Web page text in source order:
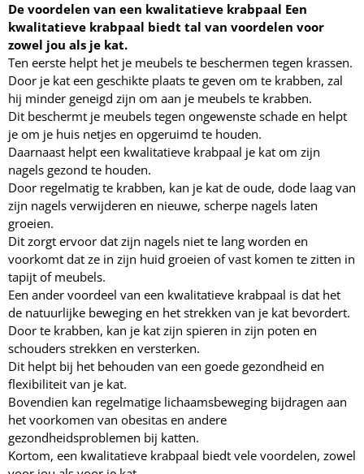
De voordelen van een kwalitatieve krabpaal Een
kwalitatieve krabpaal biedt tal van voordelen voor
zowel jou als je kat.
Ten eerste helpt het je meubels te beschermen tegen krassen.
Door je kat een geschikte plaats te geven om te krabben, zal
hij minder geneigd zijn om aan je meubels te krabben.
Dit beschermt je meubels tegen ongewenste schade en helpt
je om je huis netjes en opgeruimd te houden.
Daarnaast helpt een kwalitatieve krabpaal je kat om zijn
nagels gezond te houden.
Door regelmatig te krabben, kan je kat de oude, dode laag van
zijn nagels verwijderen en nieuwe, scherpe nagels laten
groeien.
Dit zorgt ervoor dat zijn nagels niet te lang worden en
voorkomt dat ze in zijn huid groeien of vast komen te zitten in
tapijt of meubels.
Een ander voordeel van een kwalitatieve krabpaal is dat het
de natuurlijke beweging en het strekken van je kat bevordert.
Door te krabben, kan je kat zijn spieren in zijn poten en
schouders strekken en versterken.
Dit helpt bij het behouden van een goede gezondheid en
flexibiliteit van je kat.
Bovendien kan regelmatige lichaamsbeweging bijdragen aan
het voorkomen van obesitas en andere
gezondheidsproblemen bij katten.
Kortom, een kwalitatieve krabpaal biedt vele voordelen, zowel